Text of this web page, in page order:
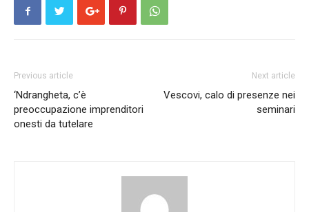
Previous article
‘Ndrangheta, c’è
preoccupazione imprenditori
onesti da tutelare
Next article
Vescovi, calo di presenze nei
seminari